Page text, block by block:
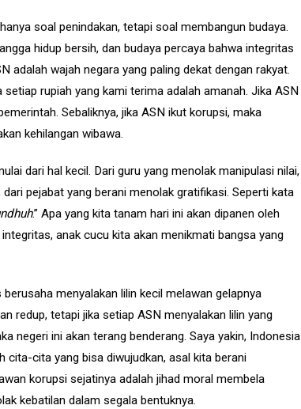
soal penindakan, tetapi soal membangun budaya.
hidup bersih, dan budaya percaya bahwa integritas
adalah wajah negara yang paling dekat dengan rakyat.
rupiah yang kami terima adalah amanah. Jika ASN
Sebaliknya, jika ASN ikut korupsi, maka
kehilangan wibawa.
dari hal kecil. Dari guru yang menolak manipulasi nilai,
pejabat yang berani menolak gratifikasi. Seperti kata
.” Apa yang kita tanam hari ini akan dipanen oleh
anak cucu kita akan menikmati bangsa yang
menyalakan lilin kecil melawan gelapnya
redup, tetapi jika setiap ASN menyalakan lilin yang
negeri ini akan terang benderang. Saya yakin, Indonesia
cita-cita yang bisa diwujudkan, asal kita berani
korupsi sejatinya adalah jihad moral membela
kebatilan dalam segala bentuknya.